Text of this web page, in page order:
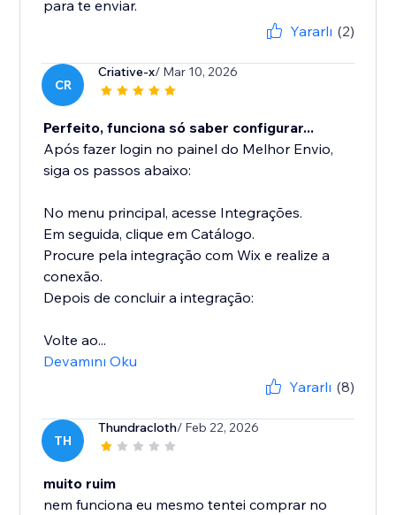
para te enviar.
Yararlı (2)
CR
Criative-x/ Mar 10, 2026
Perfeito, funciona só saber configurar...
Após fazer login no painel do Melhor Envio,
siga os passos abaixo:
No menu principal, acesse Integrações.
Em seguida, clique em Catálogo.
Procure pela integração com Wix e realize a
conexão.
Depois de concluir a integração:
Volte ao...
Devamını Oku
Yararlı (8)
TH
Thundracloth/ Feb 22, 2026
muito ruim
nem funciona eu mesmo tentei comprar no